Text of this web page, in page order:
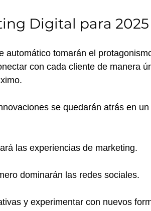
Digital para 2025
automático tomarán el
con cada cliente de manera
se quedarán atrás en
las experiencias de marketing.
dominarán las redes sociales.
y experimentar con nuevos